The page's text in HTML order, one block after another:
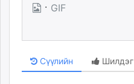
· GIF
Сүүлийн Шилдэг